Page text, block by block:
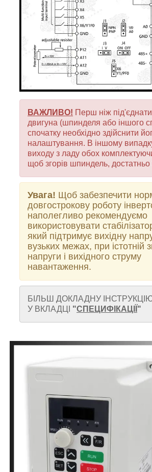
ВАЖЛИВО! Перш ніж
двигуна (шпинделя або іншого
спочатку необхідно здійснити
налаштування. В іншому
виходу з ладу обох
щоб згорів шпиндель, достатньо
Увага! Щоб забезпечити
довгострокову роботу
наполегливо рекомендуємо
використовувати
який підтримує вихідну
вузьких межах, при істотній
напруги і вихідного струму
навантаження.
БІЛЬШ ДОКЛАДНУ
У ВКЛАДЦІ
"СПЕЦИФІКАЦІЇ "